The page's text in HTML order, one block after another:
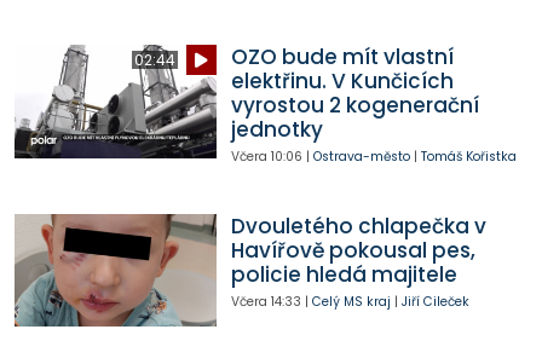
02:44
OZO bude mít vlastní
elektřinu. V Kunčicích
vyrostou 2 kogenerační
jednotky
Včera 10:06 | Ostrava-město| Tomáš Kořistka
Dvouletého chlapečka v
Havířově pokousal pes,
policie hledá majitele
Včera 14:33 | Celý MS kraj | Jiří Cileček